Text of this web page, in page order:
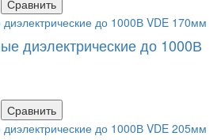
Сравнить
диэлектрические до 1000В
Сравнить